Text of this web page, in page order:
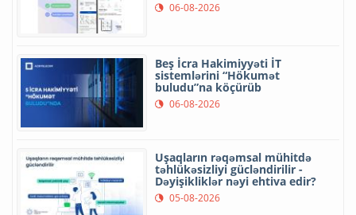
06-08-2026
Beş İcra Hakimiyyəti İT
sistemlərini “Hökumət
buludu”na köçürüb
06-08-2026
Uşaqların rəqəmsal mühitdə
təhlükəsizliyi gücləndirilir -
Dəyişikliklər nəyi ehtiva edir?
05-08-2026